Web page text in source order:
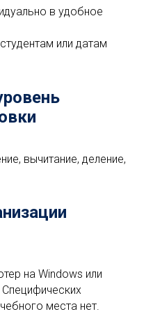
в удобное
или датам
вычитание, деление,
на Windows или
Специфических
места нет.